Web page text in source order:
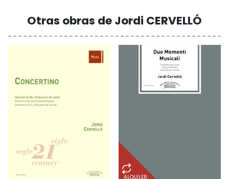
Otras obras de Jordi CERVELLÓ
ALQUILER